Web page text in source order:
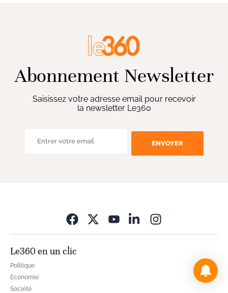
Abonnement Newsletter
Saisissez votre adresse email pour recevoir
la newsletter Le360
ENVOYER
Le360 en un clic
Politique
Economie
Société